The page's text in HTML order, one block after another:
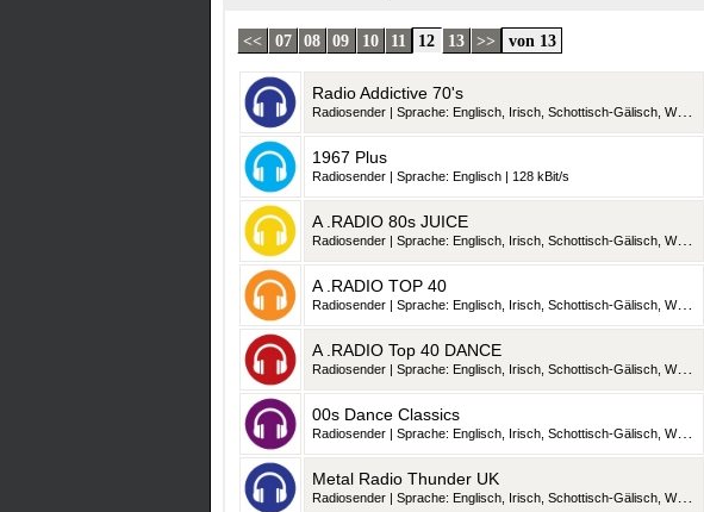
<< 07 08 09 10 11 12 13 >> von 13
Radio Addictive 70's
Radiosender | Sprache: Englisch, Irisch, Schottisch-Gälisch, Walisisch und weitere Sprachen | 128 kBit/s
1967 Plus
Radiosender | Sprache: Englisch | 128 kBit/s
A .RADIO 80s JUICE
Radiosender | Sprache: Englisch, Irisch, Schottisch-Gälisch, Walisisch und weitere Sprachen | 128 kBit/s
A .RADIO TOP 40
Radiosender | Sprache: Englisch, Irisch, Schottisch-Gälisch, Walisisch und weitere Sprachen | 128 kBit/s
A .RADIO Top 40 DANCE
Radiosender | Sprache: Englisch, Irisch, Schottisch-Gälisch, Walisisch und weitere Sprachen | 128 kBit/s
00s Dance Classics
Radiosender | Sprache: Englisch, Irisch, Schottisch-Gälisch, Walisisch und weitere Sprachen | 128 kBit/s
Metal Radio Thunder UK
Radiosender | Sprache: Englisch, Irisch, Schottisch-Gälisch, Walisisch und weitere Sprachen | 128 kBit/s